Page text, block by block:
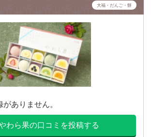
大福・だんご・餅
ありません。
わら果の口コミを投稿する